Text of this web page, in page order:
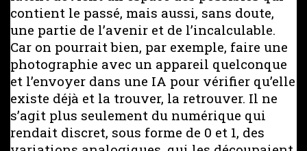
contient le passé, mais aussi, sans doute,
une partie de l’avenir et de l’incalculable.
Car on pourrait bien, par exemple, faire une
photographie avec un appareil quelconque
et l’envoyer dans une IA pour vérifier qu’elle
existe déjà et la trouver, la retrouver. Il ne
s’agit plus seulement du numérique qui
rendait discret, sous forme de 0 et 1, des